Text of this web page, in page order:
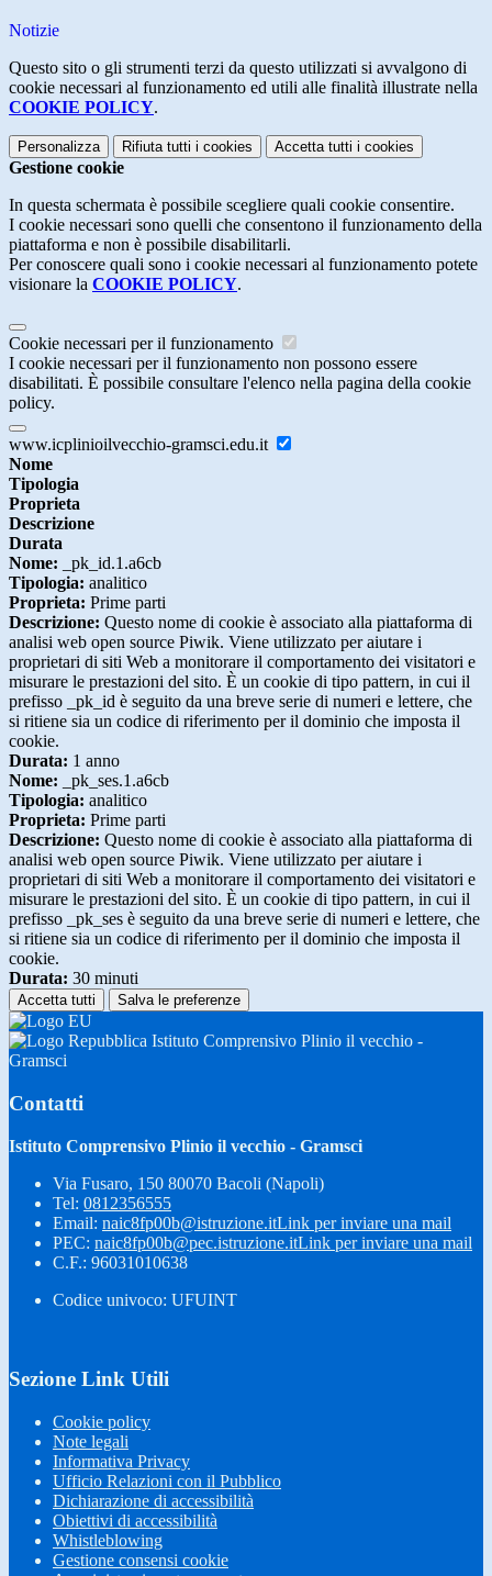
Notizie
Questo sito o gli strumenti terzi da questo utilizzati si avvalgono di
cookie necessari al funzionamento ed utili alle finalità illustrate nella
COOKIE POLICY.
Personalizza Rifiuta tutti i cookies Accetta tutti i cookies
Gestione cookie
In questa schermata è possibile scegliere quali cookie consentire.
I cookie necessari sono quelli che consentono il funzionamento della
piattaforma e non è possibile disabilitarli.
Per conoscere quali sono i cookie necessari al funzionamento potete
visionare la COOKIE POLICY.
Cookie necessari per il funzionamento
I cookie necessari per il funzionamento non possono essere
disabilitati. È possibile consultare l'elenco nella pagina della cookie
policy.
www.icplinioilvecchio-gramsci.edu.it
Nome
Tipologia
Proprieta
Descrizione
Durata
Nome: _pk_id.1.a6cb
Tipologia: analitico
Proprieta: Prime parti
Descrizione: Questo nome di cookie è associato alla piattaforma di
analisi web open source Piwik. Viene utilizzato per aiutare i
proprietari di siti Web a monitorare il comportamento dei visitatori e
misurare le prestazioni del sito. È un cookie di tipo pattern, in cui il
prefisso _pk_id è seguito da una breve serie di numeri e lettere, che
si ritiene sia un codice di riferimento per il dominio che imposta il
cookie.
Durata: 1 anno
Nome: _pk_ses.1.a6cb
Tipologia: analitico
Proprieta: Prime parti
Descrizione: Questo nome di cookie è associato alla piattaforma di
analisi web open source Piwik. Viene utilizzato per aiutare i
proprietari di siti Web a monitorare il comportamento dei visitatori e
misurare le prestazioni del sito. È un cookie di tipo pattern, in cui il
prefisso _pk_ses è seguito da una breve serie di numeri e lettere, che
si ritiene sia un codice di riferimento per il dominio che imposta il
cookie.
Durata: 30 minuti
Accetta tutti Salva le preferenze
Istituto Comprensivo Plinio il vecchio -
Gramsci
Contatti
Istituto Comprensivo Plinio il vecchio - Gramsci
Via Fusaro, 150 80070 Bacoli (Napoli)
Tel: 0812356555
Email: naic8fp00b@istruzione.itLink per inviare una mail
PEC: naic8fp00b@pec.istruzione.itLink per inviare una mail
C.F.: 96031010638
Codice univoco: UFUINT
Sezione Link Utili
Cookie policy
Note legali
Informativa Privacy
Ufficio Relazioni con il Pubblico
Dichiarazione di accessibilità
Obiettivi di accessibilità
Whistleblowing
Gestione consensi cookie